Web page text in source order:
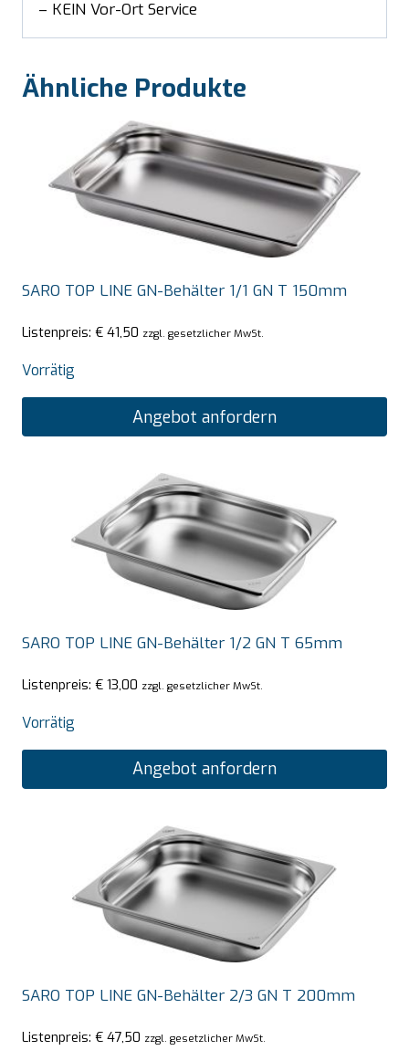
– KEIN Vor-Ort Service
Ähnliche Produkte
SARO TOP LINE GN-Behälter 1/1 GN T 150mm
Listenpreis: € 41,50 zzgl. gesetzlicher MwSt.
Vorrätig
Angebot anfordern
SARO TOP LINE GN-Behälter 1/2 GN T 65mm
Listenpreis: € 13,00 zzgl. gesetzlicher MwSt.
Vorrätig
Angebot anfordern
SARO TOP LINE GN-Behälter 2/3 GN T 200mm
Listenpreis: € 47,50 zzgl. gesetzlicher MwSt.